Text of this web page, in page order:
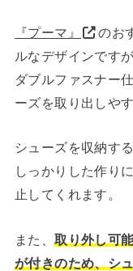
『プーマ』
のお
ルなデザインです
ダブルファスナー
ーズを取り出しや
シューズを収納す
しっかりした作り
止してくれます。
また、取り外し可
が付きのため、シ